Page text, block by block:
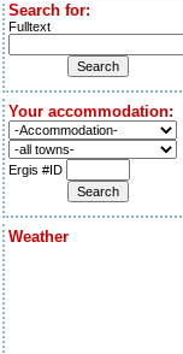
Search for:
Fulltext
Your accommodation:
Ergis #ID
Weather